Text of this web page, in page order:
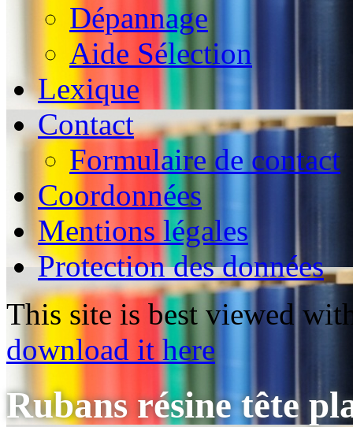
Dépannage
Aide Sélection
Lexique
Contact
Formulaire de contact
Coordonnées
Mentions légales
Protection des données
This site is best viewed
download it here
Rubans résine tête